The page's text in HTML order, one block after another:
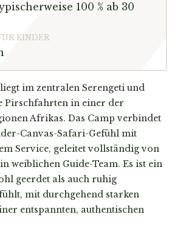
100 % ab 30
KINDER
im zentralen Serengeti und
Pirschfahrten in einer der
Afrikas. Das Camp verbindet
Canvas-Safari-Gefühl mit
Service, geleitet vollständig von
weiblichen Guide-Team. Es ist ein
geerdet als auch ruhig
mit durchgehend starken
entspannten, authentischen